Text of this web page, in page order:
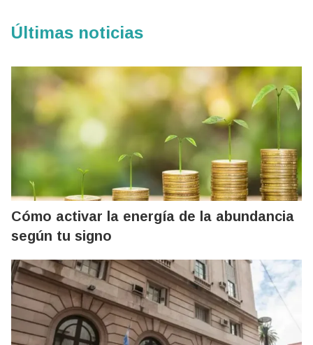
Últimas noticias
Cómo activar la energía de la abundancia
según tu signo